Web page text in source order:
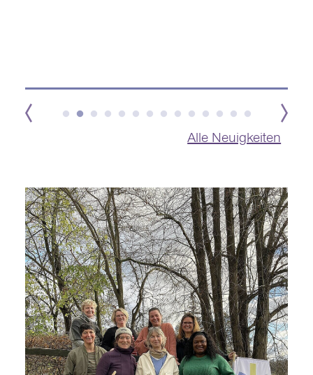
Alle Neuigkeiten